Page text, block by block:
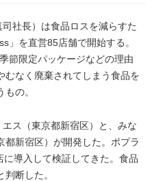
社長）は食品ロスを減らすた
」を直営85店舗で開始する。
節限定パッケージなどの理由
むなく廃棄されてしまう食品を
の。
ス（東京都新宿区）と、みな
都新宿区）が開発した。ポプラ
導入して検証してきた。食品
断した。